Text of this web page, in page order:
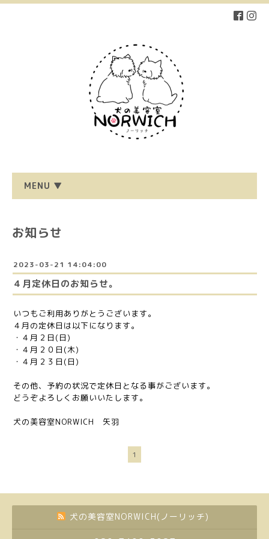
MENU ▼
お知らせ
2023-03-21 14:04:00
４月定休日のお知らせ。
いつもご利用ありがとうございます。
４月の定休日は以下になります。
・４月２日(日)
・４月２０日(木)
・４月２３日(日)
その他、予約の状況で定休日となる事がございます。
どうぞよろしくお願いいたします。
犬の美容室NORWICH 矢羽
1
犬の美容室NORWICH(ノーリッチ)